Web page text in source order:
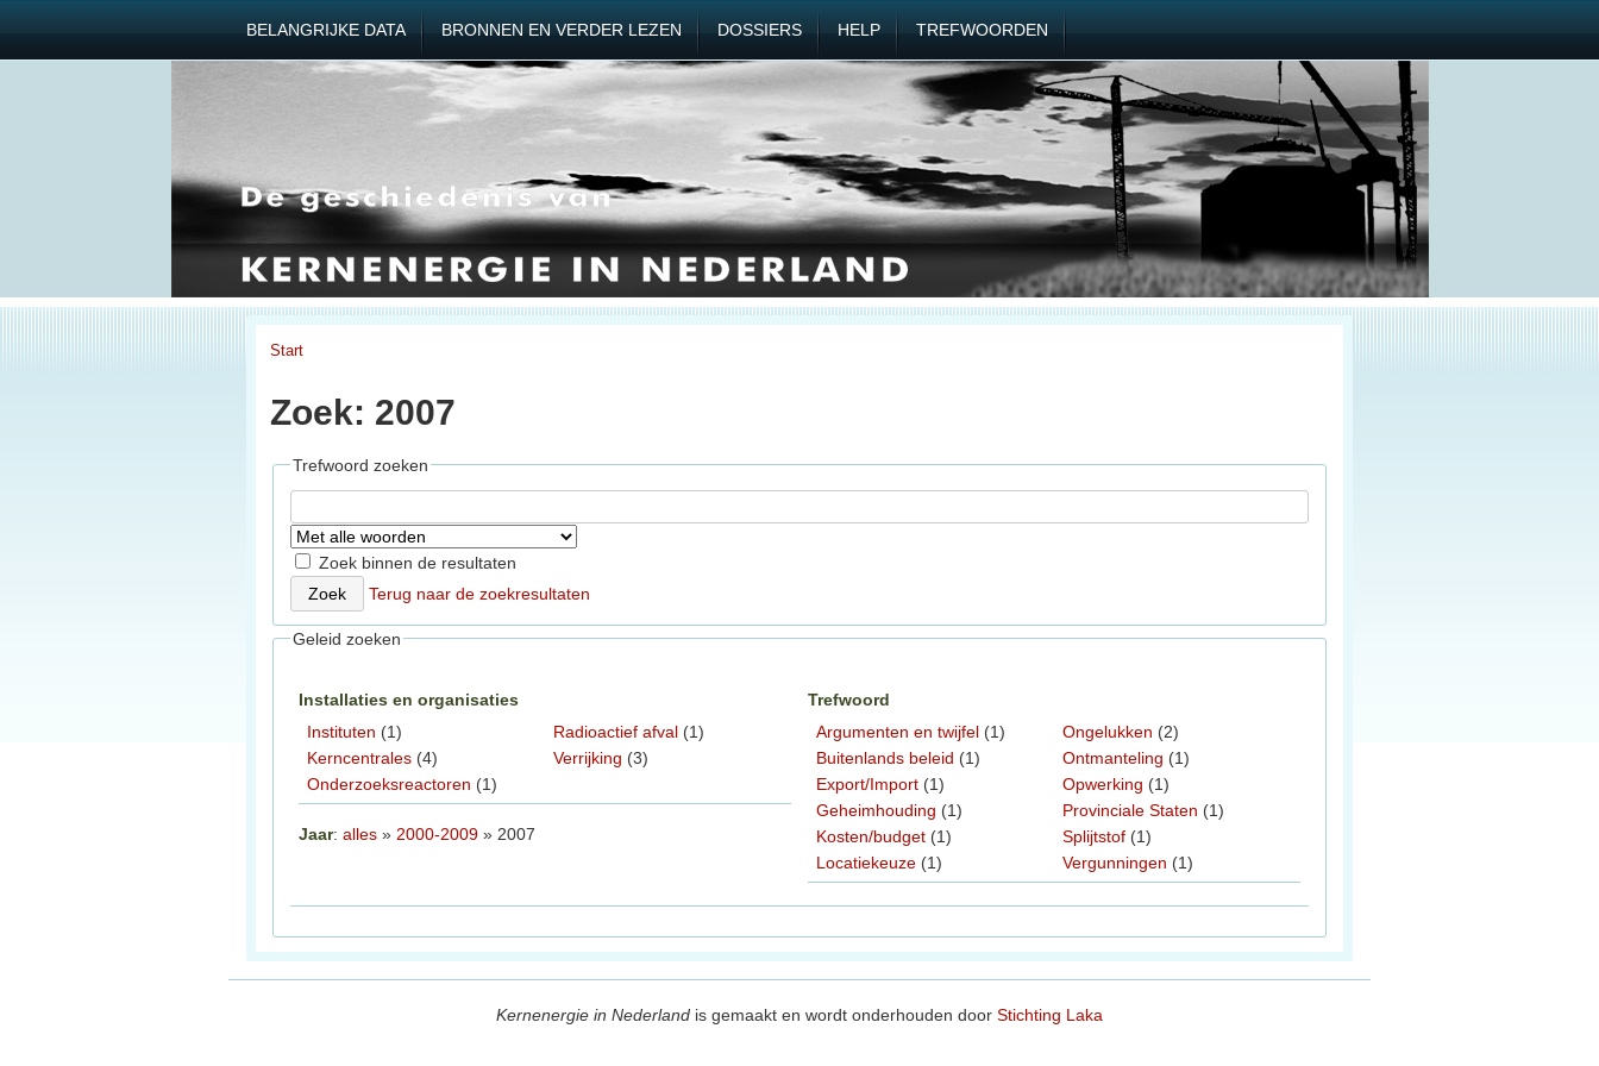
BELANGRIJKE DATA BRONNEN EN VERDER LEZEN DOSSIERS HELP TREFWOORDEN
Start
Zoek: 2007
Trefwoord zoeken
Zoek binnen de resultaten
Terug naar de zoekresultaten
Geleid zoeken
Installaties en organisaties
Instituten (1)
Kerncentrales (4)
Onderzoeksreactoren (1)
Radioactief afval (1)
Verrijking (3)
Jaar: alles » 2000-2009 » 2007
Trefwoord
Argumenten en twijfel (1)
Buitenlands beleid (1)
Export/Import (1)
Geheimhouding (1)
Kosten/budget (1)
Locatiekeuze (1)
Ongelukken (2)
Ontmanteling (1)
Opwerking (1)
Provinciale Staten (1)
Splijtstof (1)
Vergunningen (1)
Kernenergie in Nederland is gemaakt en wordt onderhouden door Stichting Laka